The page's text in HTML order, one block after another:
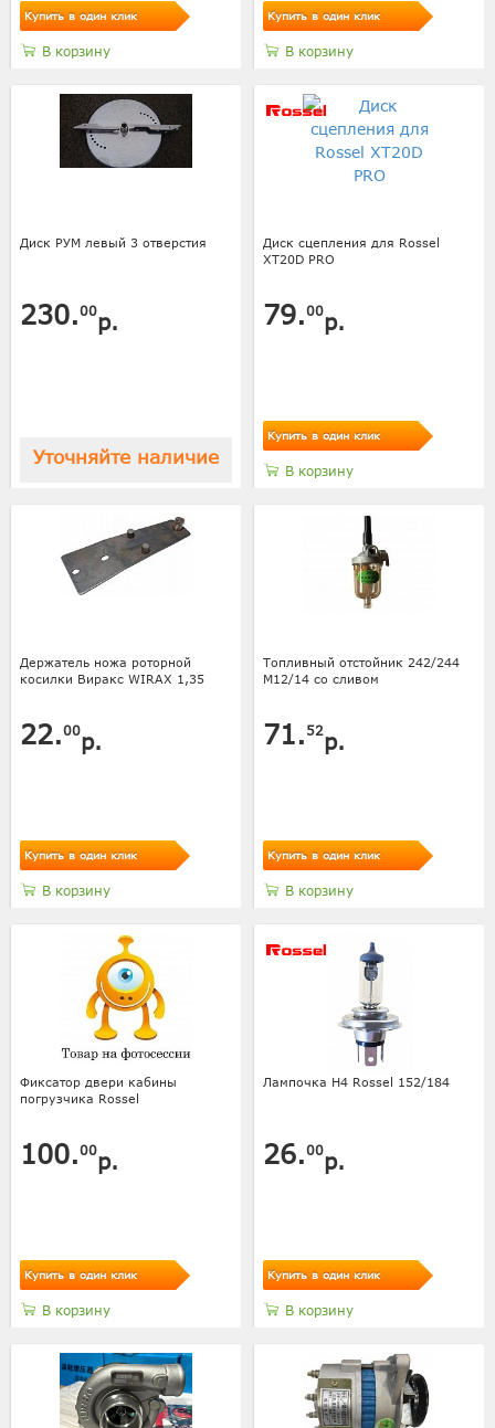
Купить в один клик
В корзину
Купить в один клик
В корзину
Диск РУМ левый 3 отверстия
230.00р.
Уточняйте наличие
Диск сцепления для Rossel
XT20D PRO
79.00р.
Купить в один клик
В корзину
Держатель ножа роторной
косилки Виракс WIRAX 1,35
22.00р.
Купить в один клик
В корзину
Топливный отстойник 242/244
M12/14 со сливом
71. 52р.
Купить в один клик
В корзину
Фиксатор двери кабины
погрузчика Rossel
100.00р.
Купить в один клик
В корзину
Лампочка H4 Rossel 152/184
26.00р.
Купить в один клик
В корзину